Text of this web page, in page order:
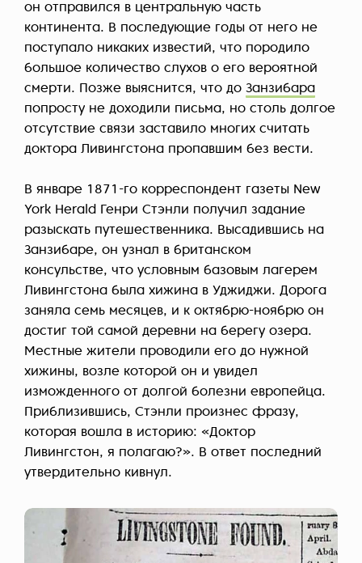
он отправился в центральную часть
континента. В последующие годы от него не
поступало никаких известий, что породило
большое количество слухов о его вероятной
смерти. Позже выяснится, что до Занзибара
попросту не доходили письма, но столь долгое
отсутствие связи заставило многих считать
доктора Ливингстона пропавшим без вести.
В январе 1871-го корреспондент газеты New
York Herald Генри Стэнли получил задание
разыскать путешественника. Высадившись на
Занзибаре, он узнал в британском
консульстве, что условным базовым лагерем
Ливингстона была хижина в Уджиджи. Дорога
заняла семь месяцев, и к октябрю-ноябрю он
достиг той самой деревни на берегу озера.
Местные жители проводили его до нужной
хижины, возле которой он и увидел
изможденного от долгой болезни европейца.
Приблизившись, Стэнли произнес фразу,
которая вошла в историю: «Доктор
Ливингстон, я полагаю?». В ответ последний
утвердительно кивнул.